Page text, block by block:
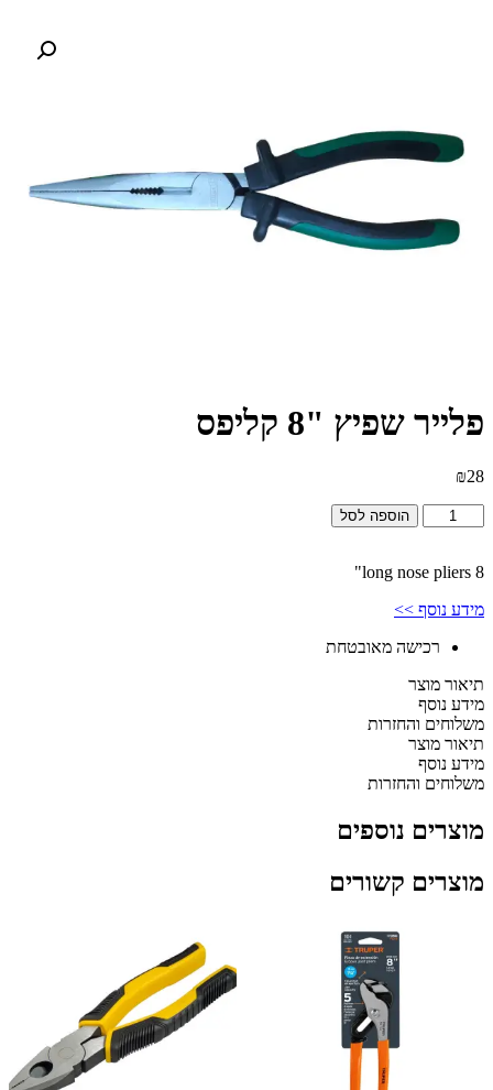
פלייר שפיץ "8 קליפס
₪28
כמות
של
שפיץ
קליפס
הוספה לסל
long nose pliers 8"
מידע נוסף >>
רכישה מאובטחת
תיאור מוצר
מידע נוסף
משלוחים והחזרות
תיאור מוצר
מידע נוסף
משלוחים והחזרות
מוצרים נוספים
מוצרים קשורים